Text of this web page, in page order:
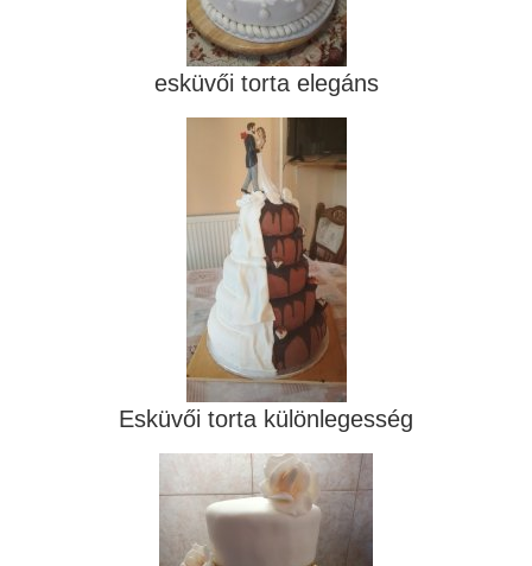
esküvői torta elegáns
Esküvői torta különlegesség